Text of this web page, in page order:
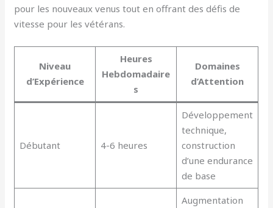
pour les nouveaux venus tout en offrant des défis de
vitesse pour les vétérans.
Niveau
d’Expérience
Heures
Hebdomadaire
s
Domaines
d’Attention
Débutant 4-6 heures
Développement
technique,
construction
d’une endurance
de base
Augmentation